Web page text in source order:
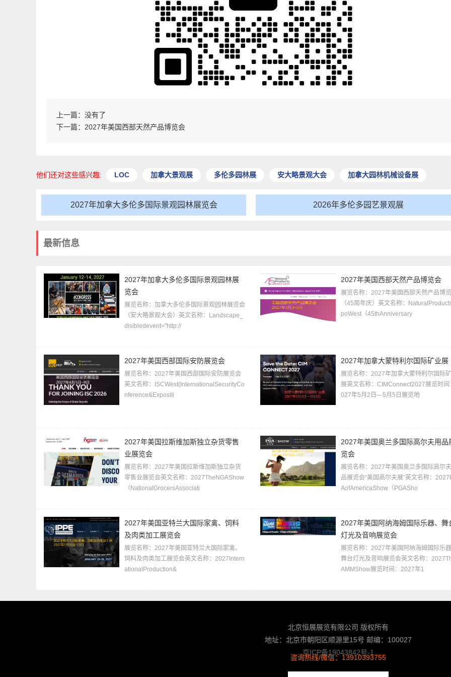
上一篇：没有了
下一篇： 2027年美国西部天然产品博览会
他们还对这些感兴趣: LOC 加拿大景观展 多伦多园林展 安大略景观大会 加拿大园林机械设备展
2027年加拿大多伦多国际景观园林展览会 2026年多伦多园艺景观展
最新信息
2027年加拿大多伦多国际景观园林展
览会
展览名称：加拿大多伦多国际景观园林展览会
（安大略景观大会）英文名称：Landscape_
disibledevent="http://
2027年美国西部天然产品博览会
展览名称：2027年美国西部天然产品博
（45周年庆）英文名称：
poWest（45thAnniversary
2027年美国西部国际安防展览会
展览名称：2027年美国西部国际安防展览会
英文名称：ISCWest(InternationalSecurityCo
nference&Expositi
2027年加拿大蒙特利尔国际矿业展
展览名称：2027年加拿大蒙特利尔国际
展英文名称：CIMConnect2027展览时间
027年5月2日—5月5日展览地
2027年美国拉斯维加斯独立杂货零售
业展览会
展览名称：2027年美国拉斯维加斯独立杂货
零售业展览会英文名称：2027TheNGAShow
（NationalGrocersAssociati
2027年美国奥兰多国际高尔夫用品
览会
展览名称：2027年美国奥兰多国际高尔
品展览会“美国高尔夫展”英文名称：
AofAmericaShow（PGASho
2027年美国亚特兰大国际家禽、饲料
及肉类加工展览会
展览名称：2027年美国亚特兰大国际家禽、
饲料及肉类加工展览会英文名称：2027Intern
ationalProduction&
2027年美国阿纳海姆国际乐器、舞
灯光及音响展览会
展览名称：2027年美国阿纳海姆国际乐
舞台灯光及音响展览会英文名称：
AMMShow展览时间：2027年1
北京恒展展览有限公司 版权所有
地址：北京市朝阳区顺源里15号 邮编：100027
京ICP备19043842号-1
咨询热线/微信：13910393755